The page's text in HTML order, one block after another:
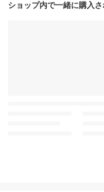
ショップ内で一緒に購入